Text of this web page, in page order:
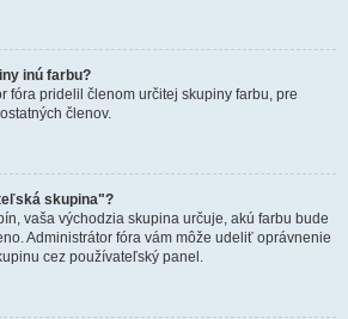
inú farbu?
fóra pridelil členom určitej skupiny farbu, pre
členov.
skupina"?
vaša východzia skupina určuje, akú farbu bude
Administrátor fóra vám môže udeliť oprávnenie
cez používateľský panel.